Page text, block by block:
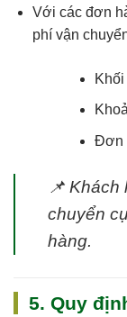
Với các đơn
phí vận
Đơn
📌 Khách
chuyển
hàng.
5. Quy